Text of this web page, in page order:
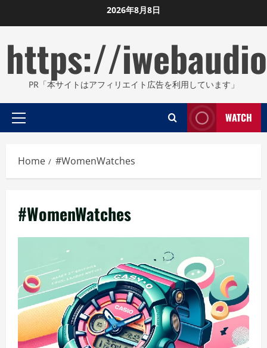
to
2026年8月8日
https://
PR「本サイトはアフィリエイト広告を利用しています」
Primary
WATCH
Home #WomenWatches
#WomenWatches